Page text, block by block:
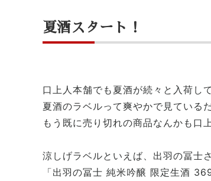
夏酒スタート！
口上人本舗でも夏酒が続々と入荷し
夏酒のラベルって爽やかで見ている
もう既に売り切れの商品なんかも口
涼しげラベルといえば、出羽の冨士
「出羽の冨士 純米吟醸 限定生酒